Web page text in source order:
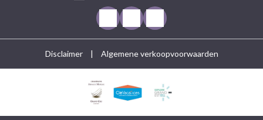
Disclaimer | Algemene verkoopvoorwaarden